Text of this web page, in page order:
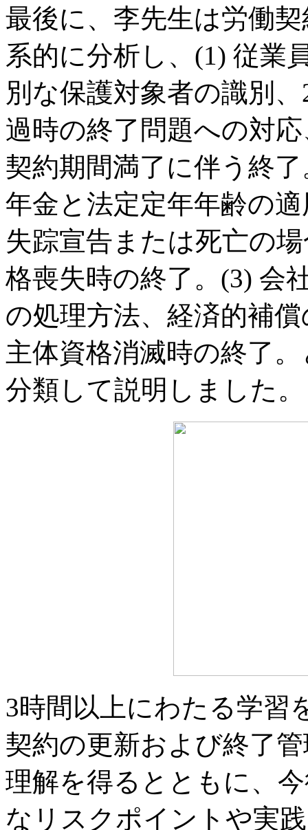
最後に、李先生は労働
系的に分析し、(1) 従業
別な保護対象者の識別
過時の終了問題への対
契約期間満了に伴う終
年金と法定定年年齢の
失踪宣告または死亡の
格喪失時の終了。(3) 会
の処理方法、経済的補
主体資格消滅時の終了
分類して説明しました。
3時間以上にわたる学習
契約の更新および終了
理解を得るとともに、
なリスクポイントや実